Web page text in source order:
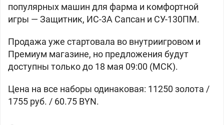
популярных машин для фарма и комфортной
игры — Защитник, ИС-3А Сапсан и СУ-130ПМ.
Продажа уже стартовала во внутриигровом и
Премиум магазине, но предложения будут
доступны только до 18 мая 09:00 (МСК).
Цена на все наборы одинаковая: 11250 золота /
1755 руб. / 60.75 BYN.